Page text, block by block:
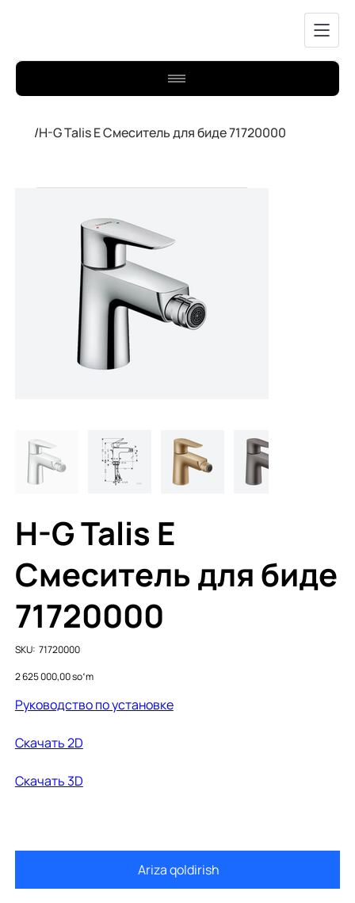
/H-G Talis E Смеситель для биде 71720000
H-G Talis E
Смеситель для биде
71720000
SKU: SKU
71720000
71720000
Price
2 625 000,00 soʻm
Руководство по установке
Cкачать 2D
Cкачать 3D
Ariza qoldirish